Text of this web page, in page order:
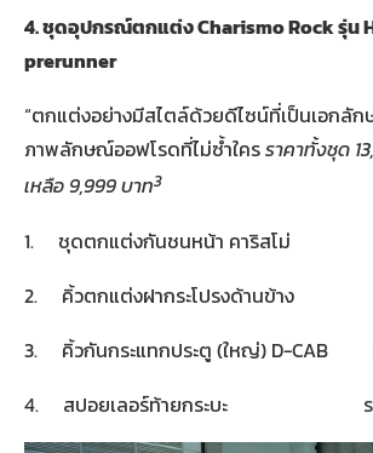
4.ชุดอุปกรณ์ตกแต่งCharismo Rockรุ่น
prerunner
“ตกแต่งอย่างมีสไตล์ด้วยดีไซน์ที่เป็นเอกลั
ภาพลักษณ์ออฟโรดที่ไม่ซ้ำใครราคาทั้งชุด
เหลือ9,999บาท3
1. ชุดตกแต่งกันชนหน้า คาริสโม่ ร
2. คิ้วตกแต่งฝากระโปรงด้านข้าง รา
3. คิ้วกันกระแทกประตู (ใหญ่) D-CAB ร
4. สปอยเลอร์ท้ายกระบะ ราคา